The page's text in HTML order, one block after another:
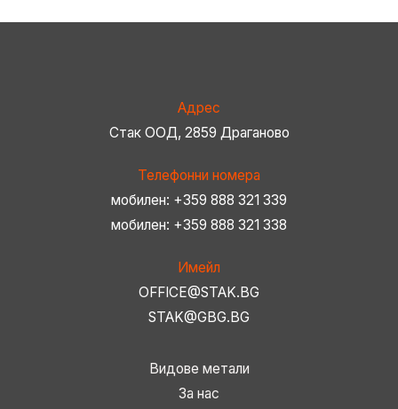
Адрес
Стак ООД, 2859 Драганово
Телефонни номера
мобилен: +359 888 321 339
мобилен: +359 888 321 338
Имейл
OFFICE@STAK.BG
STAK@GBG.BG
Видове метали
За нас